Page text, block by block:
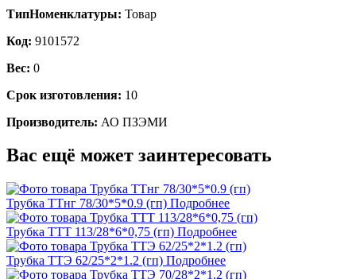
ТипНоменклатуры: Товар
Код: 9101572
Вес: 0
Срок изготовления: 10
Производитель: АО ПЗЭМИ
Вас ещё может заинтересовать
Трубка ТТнг 78/30*5*0.9 (гп) Подробнее
Трубка ТТТ 113/28*6*0,75 (гп) Подробнее
Трубка ТТЭ 62/25*2*1.2 (гп) Подробнее